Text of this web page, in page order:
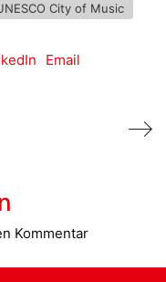
City of Music
Email
Kommentar